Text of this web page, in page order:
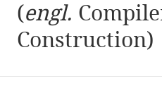
(engl.
Construction)